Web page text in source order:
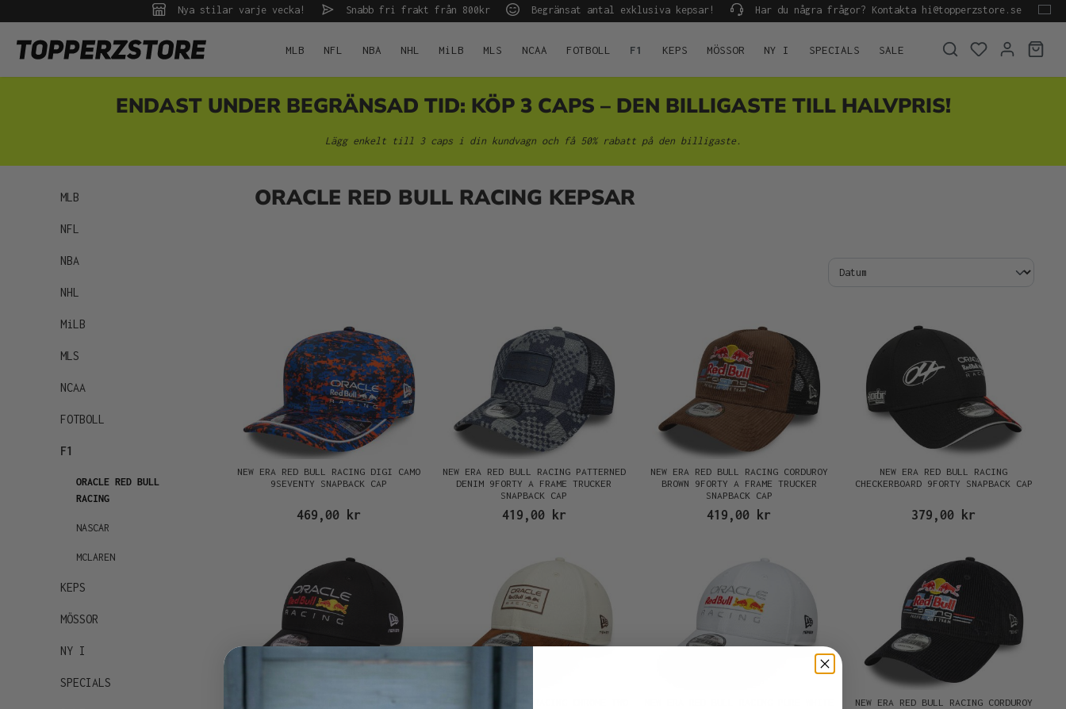
Hoppa till huvudnavigering
Nya stilar varje vecka! Snabb fri frakt från 800kr Begränsat antal exklusiva kepsar! Har du några frågor? Kontakta hi@topperzstore.se
MLB NFL NBA NHL MiLB MLS NCAA FOTBOLL F1 KEPS MÖSSOR NY I SPECIALS SALE
ENDAST UNDER BEGRÄNSAD TID: KÖP 3 CAPS – DEN BILLIGASTE TILL HALVPRIS!
Lägg enkelt till 3 caps i din kundvagn och få 50% rabatt på den billigaste.
MLB
NFL
NBA
NHL
MiLB
MLS
NCAA
FOTBOLL
F1
ORACLE RED BULL
RACING
NASCAR
MCLAREN
KEPS
MÖSSOR
NY I
SPECIALS
ORACLE RED BULL RACING KEPSAR
NEW ERA RED BULL RACING DIGI CAMO
9SEVENTY SNAPBACK CAP
469,00 kr
NEW ERA RED BULL RACING PATTERNED
DENIM 9FORTY A FRAME TRUCKER
SNAPBACK CAP
419,00 kr
NEW ERA RED BULL RACING CORDUROY
BROWN 9FORTY A FRAME TRUCKER
SNAPBACK CAP
419,00 kr
NEW ERA RED BULL RACING
CHECKERBOARD 9FORTY SNAPBACK CAP
379,00 kr
NEW ERA RED BULL RACING BLACK
NEW ERA RED BULL RACING CORDUROY